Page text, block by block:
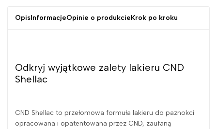
OpisInformacjeOpinie o produkcieKrok po kroku
Odkryj wyjątkowe zalety lakieru CND
Shellac
CND Shellac to przełomowa formuła lakieru do paznokci
opracowana i opatentowana przez CND, zaufaną